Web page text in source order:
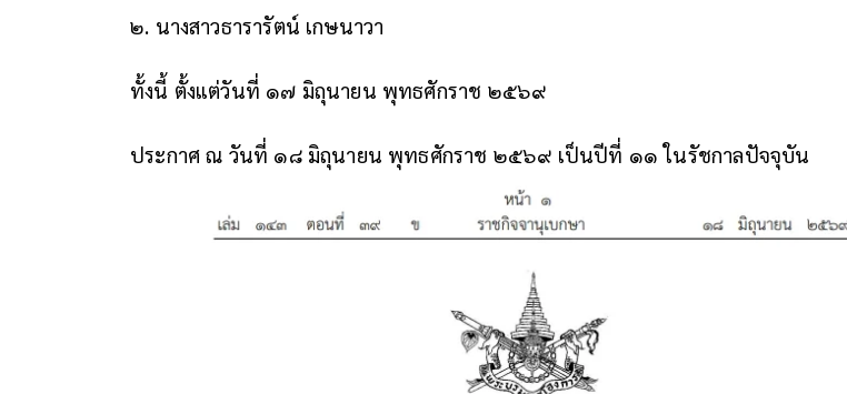
๒. นางสาวธารารัตน์ เกษนาวา
ทั้งนี้ ตั้งแต่วันที่ ๑๗ มิถุนายน พุทธศักราช ๒๕๖๙
ประกาศ ณ วันที่ ๑๘ มิถุนายน พุทธศักราช ๒๕๖๙ เป็นปีที่ ๑๑ ในรัชกาลปัจจุบัน